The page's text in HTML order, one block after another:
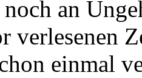
an
verlesenen
einmal